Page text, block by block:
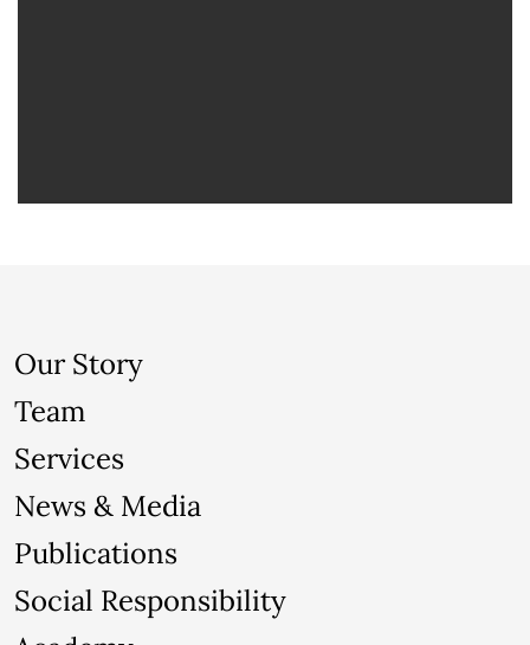
Our Story
Team
Services
News & Media
Publications
Social Responsibility